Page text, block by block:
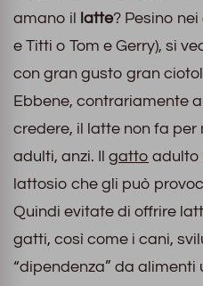
amano il latte? Pesino
e Titti o Tom e Gerry), si
con gran gusto gran
Ebbene, contrariamente
credere, il latte non fa
adulti, anzi. Il gatto adulto
lattosio che gli può
Quindi evitate di offrire
gatti, così come i cani,
“dipendenza” da alimenti